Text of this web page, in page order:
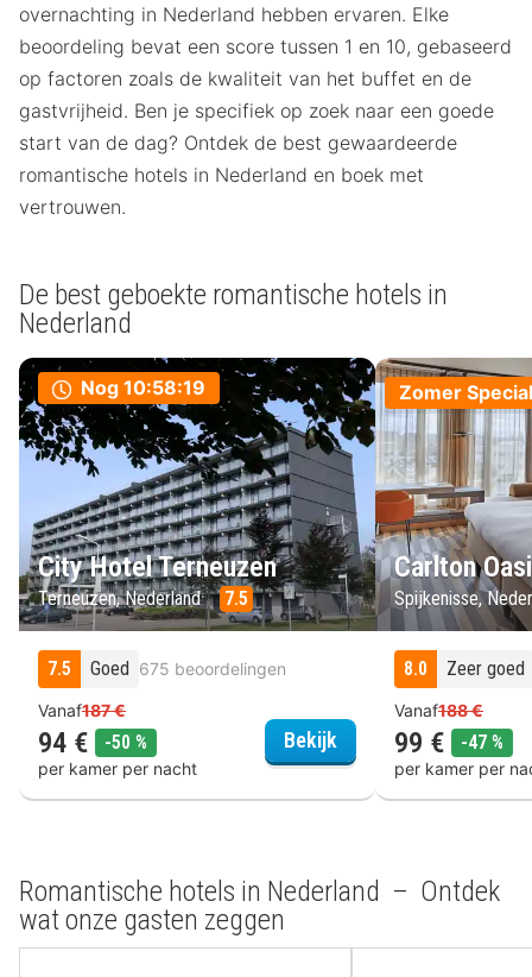
overnachting in Nederland hebben ervaren. Elke
beoordeling bevat een score tussen 1 en 10, gebaseerd
op factoren zoals de kwaliteit van het buffet en de
gastvrijheid. Ben je specifiek op zoek naar een goede
start van de dag? Ontdek de best gewaardeerde
romantische hotels in Nederland en boek met
vertrouwen.
De best geboekte romantische hotels in
Nederland
Nog 10:58:19
City Hotel Terneuzen
Terneuzen, Nederland 7.5
7.5 Goed 675 beoordelingen
Vanaf187 €
94 € -50 %
per kamer per nacht
Bekijk City Hotel Terneuzen
Zomer Special
Carlton
Spijkenisse,
8.0 Zeer goed
Vanaf188 €
99 € -47 %
per kamer per
Romantische hotels in Nederland – Ontdek
wat onze gasten zeggen